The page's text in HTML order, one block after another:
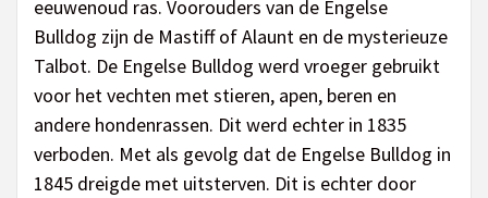
eeuwenoud ras. Voorouders van de Engelse
Bulldog zijn de Mastiff of Alaunt en de mysterieuze
Talbot. De Engelse Bulldog werd vroeger gebruikt
voor het vechten met stieren, apen, beren en
andere hondenrassen. Dit werd echter in 1835
verboden. Met als gevolg dat de Engelse Bulldog in
1845 dreigde met uitsterven. Dit is echter door